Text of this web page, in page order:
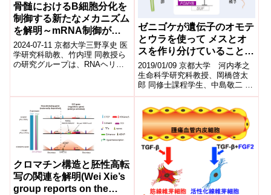
骨髄におけるB細胞分化を
制御する新たなメカニズム
を解明～mRNA制御が司
るB細胞分化機構の発見～
2024-07-11 京都大学三野享史 医
学研究科助教、竹内理 同教授ら
の研究グループは、RNAヘリカ
ゼニゴケが遺伝子のオモテ
とウラを使って メスとオ
スを作り分けていることを
解明～性差を生み出す巧妙
な「裏ワザ」が明らかに～
2019/01/09 京都大学 河内孝之
生命科学研究科教授、岡橋啓太
郎 同修士課程学生、中島敬二 奈
良先端科学技術大学院大学教
研...
クロマチン構造と胚性高転
写の関連を解明(Wei Xie’s
group reports on the